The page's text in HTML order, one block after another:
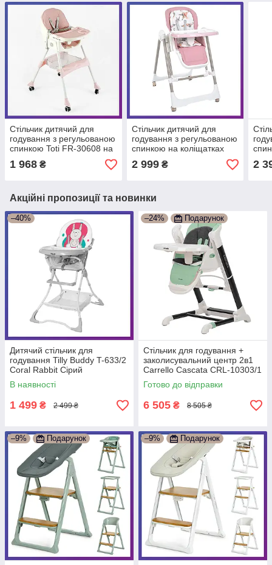
Стільчик дитячий для
годування з регульованою
спинкою Toti FR-30608 на
коліщатках знімний столик
Рожевий
1 968 ₴
Стільчик дитячий для
годування з регульованою
спинкою на коліщатках
Рожевий
2 999₴ 2
Акційні пропозиції та новинки
–40%
Дитячий стільчик для
годування Tilly Buddy T-633/2
Coral Rabbit Сірий
В наявності
1 499 ₴ 2 499 ₴
–24% Подарунок
Стільчик для годування +
заколисувальний центр 2в1
Carrello Cascata CRL-10303/1
Tropical Green зелена
гойдалка шезлонг
Готово до відправки
6 505 ₴ 8 505 ₴
–9% Подарунок –9% Подарунок